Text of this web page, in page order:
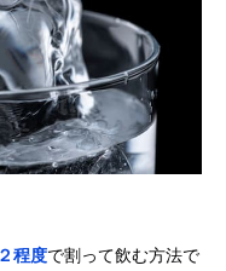
程度で割って飲む方法で